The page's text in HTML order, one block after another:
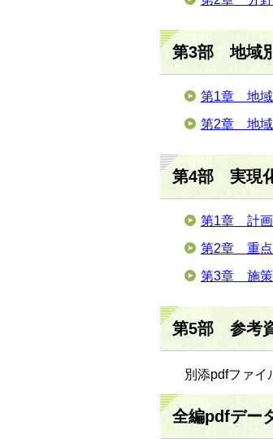
第3部 地域
第1章 地域
第2章 地域
第4部 実現
第1章 計画
第2章 重点
第3章 施策
第5部 参考
別添pdfファイ
全編pdfデー